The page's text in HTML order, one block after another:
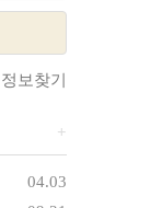
정보찾기
+
04.03